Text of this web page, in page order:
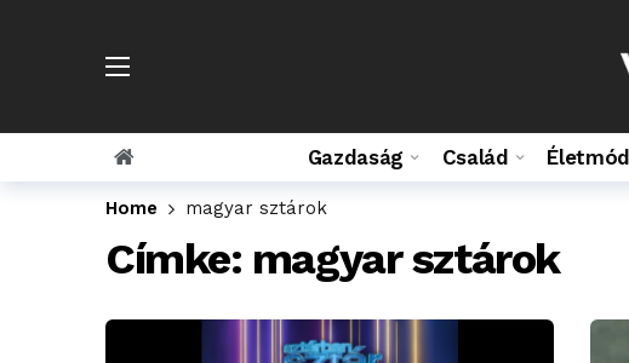
Gazdaság Család Életmód
Home magyar sztárok
Címke: magyar sztárok